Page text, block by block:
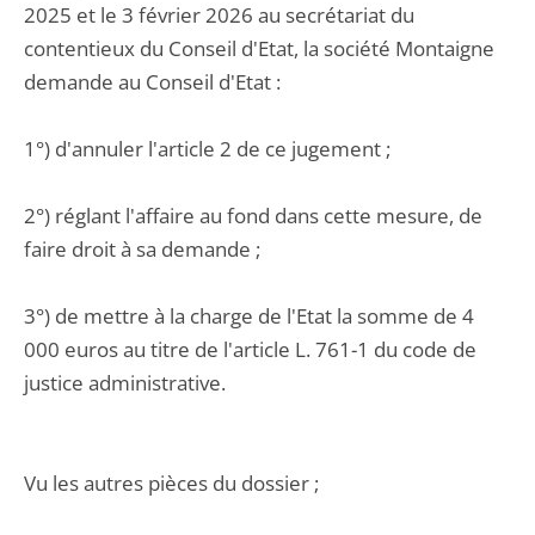
2025 et le 3 février 2026 au secrétariat du
contentieux du Conseil d'Etat, la société Montaigne
demande au Conseil d'Etat :
1°) d'annuler l'article 2 de ce jugement ;
2°) réglant l'affaire au fond dans cette mesure, de
faire droit à sa demande ;
3°) de mettre à la charge de l'Etat la somme de 4
000 euros au titre de l'article L. 761-1 du code de
justice administrative.
Vu les autres pièces du dossier ;